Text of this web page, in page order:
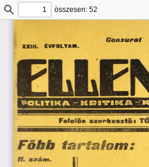
Keresés
összesen: 52
fiRfg jpglfffc-
»B« 3n |  ffi gM^s  Ä l|®S 8
Felelős  szerkesztő I
XXIII.  ÉVFOLYAM.
Cenzurat
Főbb  tartalom s
11.  szánt.